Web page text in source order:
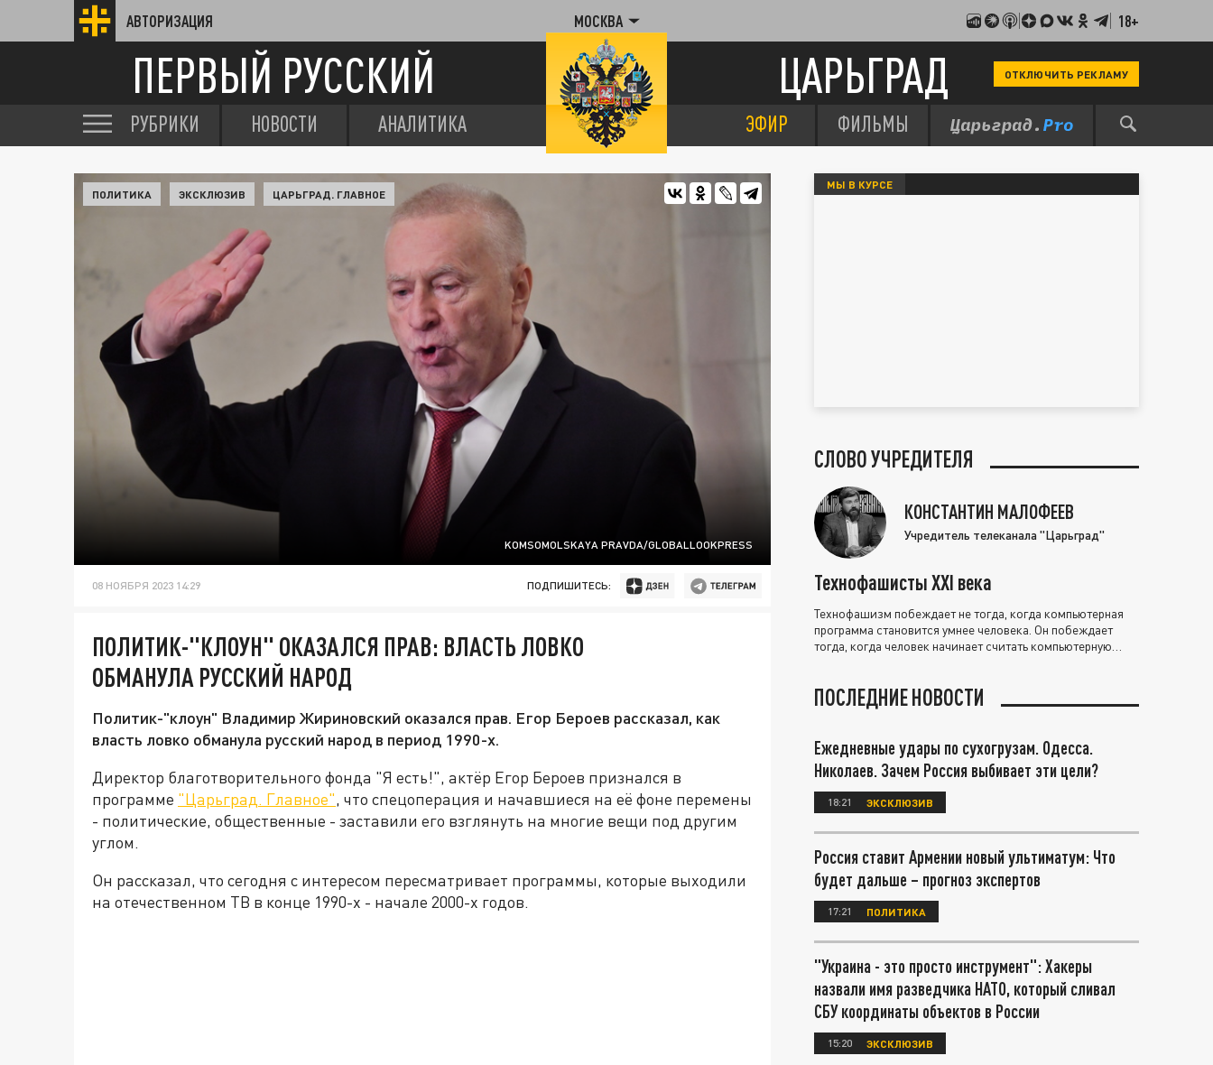
АВТОРИЗАЦИЯ МОСКВА 18+
ПЕРВЫЙ РУССКИЙ ЦАРЬГРАД ОТКЛЮЧИТЬ РЕКЛАМУ
РУБРИКИ НОВОСТИ АНАЛИТИКА ЭФИР ФИЛЬМЫ
KOMSOMOLSKAYA PRAVDA/GLOBALLOOKPRESS
ПОЛИТИКА ЭКСКЛЮЗИВ ЦАРЬГРАД. ГЛАВНОЕ
08 НОЯБРЯ 2023 14:29 ПОДПИШИТЕСЬ:
ПОЛИТИК-"КЛОУН" ОКАЗАЛСЯ ПРАВ: ВЛАСТЬ ЛОВКО
ОБМАНУЛА РУССКИЙ НАРОД
Политик-"клоун" Владимир Жириновский оказался прав. Егор Бероев рассказал, как
власть ловко обманула русский народ в период 1990-х.
Директор благотворительного фонда "Я есть!", актёр Егор Бероев признался в
программе "Царьград. Главное", что спецоперация и начавшиеся на её фоне перемены
- политические, общественные - заставили его взглянуть на многие вещи под другим
углом.
Он рассказал, что сегодня с интересом пересматривает программы, которые выходили
на отечественном ТВ в конце 1990-х - начале 2000-х годов.
МЫ В КУРСЕ
СЛОВО УЧРЕДИТЕЛЯ
КОНСТАНТИН МАЛОФЕЕВ
Учредитель телеканала "Царьград"
Технофашисты XXI века
Технофашизм побеждает не тогда, когда компьютерная
программа становится умнее человека. Он побеждает
тогда, когда человек начинает считать компьютерную
ПОСЛЕДНИЕ НОВОСТИ
Ежедневные удары по сухогрузам. Одесса.
Николаев. Зачем Россия выбивает эти цели?
18:21 ЭКСКЛЮЗИВ
Россия ставит Армении новый ультиматум: Что
будет дальше – прогноз экспертов
17:21 ПОЛИТИКА
"Украина - это просто инструмент": Хакеры
назвали имя разведчика НАТО, который сливал
СБУ координаты объектов в России
15:20 ЭКСКЛЮЗИВ